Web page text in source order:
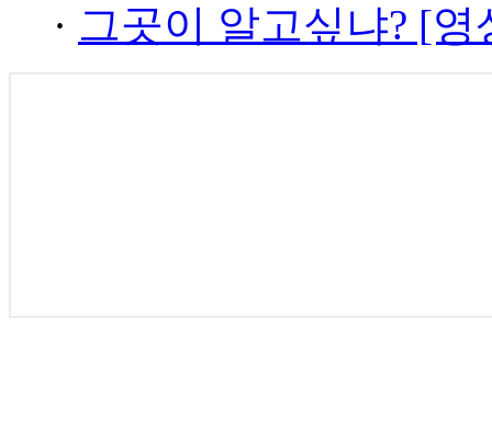
· 그곳이 알고싶냐? [